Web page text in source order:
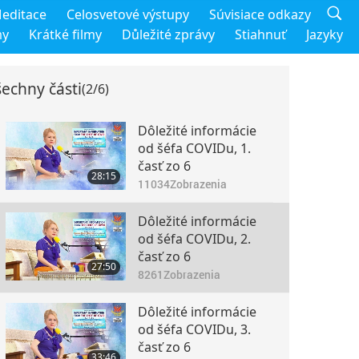
Celosvetové výstupy
Súvisiace odkazy
Krátké filmy Důležité zprávy Stiahnuť Jazyky
části(2/6)
28:15
Dôležité informácie
od šéfa COVIDu, 1.
časť zo 6
11034Zobrazenia
27:50
Dôležité informácie
od šéfa COVIDu, 2.
časť zo 6
8261Zobrazenia
Dôležité informácie
od šéfa COVIDu, 3.
časť zo 6